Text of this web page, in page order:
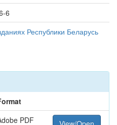
6
Республики Беларусь
PDF